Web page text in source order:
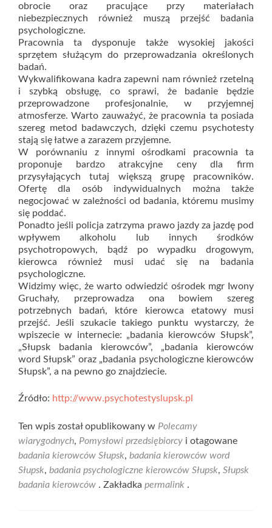
obrocie oraz pracujące przy materiałach
niebezpiecznych również muszą przejść badania
psychologiczne.
Pracownia ta dysponuje także wysokiej jakości
sprzętem służącym do przeprowadzania określonych
badań.
Wykwalifikowana kadra zapewni nam również rzetelną
i szybką obsługę, co sprawi, że badanie będzie
przeprowadzone profesjonalnie, w przyjemnej
atmosferze. Warto zauważyć, że pracownia ta posiada
szereg metod badawczych, dzięki czemu psychotesty
stają się łatwe a zarazem przyjemne.
W porównaniu z innymi ośrodkami pracownia ta
proponuje bardzo atrakcyjne ceny dla firm
przysyłających tutaj większą grupę pracowników.
Ofertę dla osób indywidualnych można także
negocjować w zależności od badania, któremu musimy
się poddać.
Ponadto jeśli policja zatrzyma prawo jazdy za jazdę pod
wpływem alkoholu lub innych środków
psychotropowych, bądź po wypadku drogowym,
kierowca również musi udać się na badania
psychologiczne.
Widzimy więc, że warto odwiedzić ośrodek mgr Iwony
Gruchały, przeprowadza ona bowiem szereg
potrzebnych badań, które kierowca etatowy musi
przejść. Jeśli szukacie takiego punktu wystarczy, że
wpiszecie w internecie: „badania kierowców Słupsk”,
„Słupsk badania kierowców”, „badania kierowców
word Słupsk” oraz „badania psychologiczne kierowców
Słupsk”, a na pewno go znajdziecie.
Źródło: http://www.psychotestyslupsk.pl
Ten wpis został opublikowany w Polecamy
wiarygodnych, Pomysłowi przedsiębiorcy i otagowane
badania kierowców Słupsk, badania kierowców word
Słupsk, badania psychologiczne kierowców Słupsk, Słupsk
badania kierowców . Zakładka permalink .